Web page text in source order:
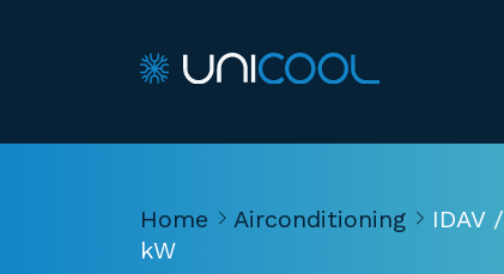
Home Airconditioning
IDAV
kW